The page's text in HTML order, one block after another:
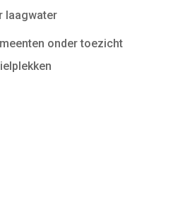
laagwater
onder toezicht